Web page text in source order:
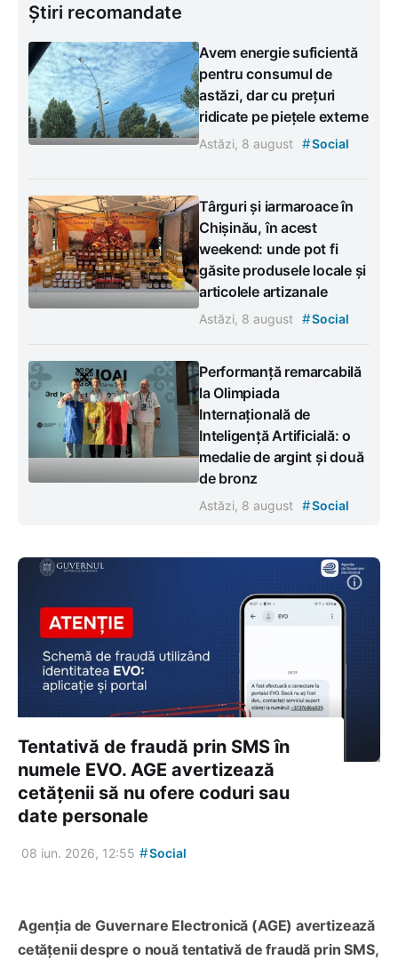
Știri recomandate
Avem energie suficientă
pentru consumul de
astăzi, dar cu prețuri
ridicate pe piețele externe
Astăzi, 8 august #Social
Târguri și iarmaroace în
Chișinău, în acest
weekend: unde pot fi
găsite produsele locale și
articolele artizanale
Astăzi, 8 august #Social
Performanță remarcabilă
la Olimpiada
Internațională de
Inteligență Artificială: o
medalie de argint și două
de bronz
Astăzi, 8 august #Social
Tentativă de fraudă prin SMS în
numele EVO. AGE avertizează
cetățenii să nu ofere coduri sau
date personale
08 iun. 2026, 12:55 #Social
Agenția de Guvernare Electronică (AGE) avertizează
cetățenii despre o nouă tentativă de fraudă prin SMS,